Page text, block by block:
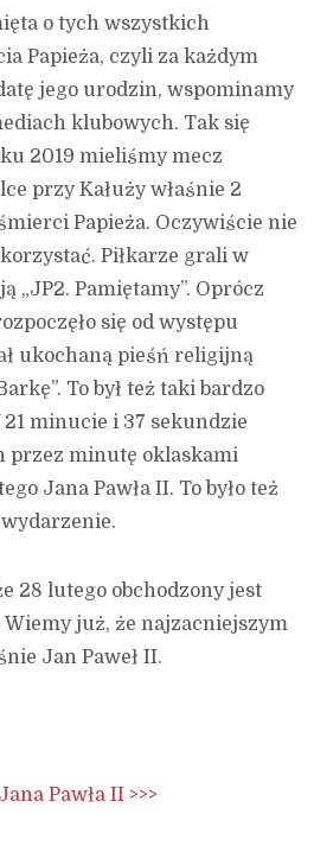
o tych wszystkich
Papieża, czyli za każdym
jego urodzin, wspominamy
klubowych. Tak się
2019 mieliśmy mecz
przy Kałuży właśnie 2
Papieża. Oczywiście nie
Piłkarze grali w
„JP2. Pamiętamy”. Oprócz
się od występu
ukochaną pieśń religijną
To był też taki bardzo
21 minucie i 37 sekundzie
przez minutę oklaskami
Jana Pawła II. To było też
28 lutego obchodzony jest
już, że najzacniejszym
Jan Paweł II.
Pawła II >>>